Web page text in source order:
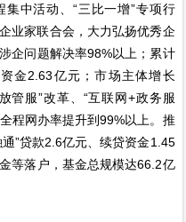
中活动、“三比一增”专项行
业家联合会，大力弘扬优秀企
企问题解决率98%以上；累计
金2.63亿元；市场主体增长
管服”改革、“互联网+政务服
程网办率提升到99%以上。推
”贷款2.6亿元、续贷资金1.45
等落户，基金总规模达66.2亿